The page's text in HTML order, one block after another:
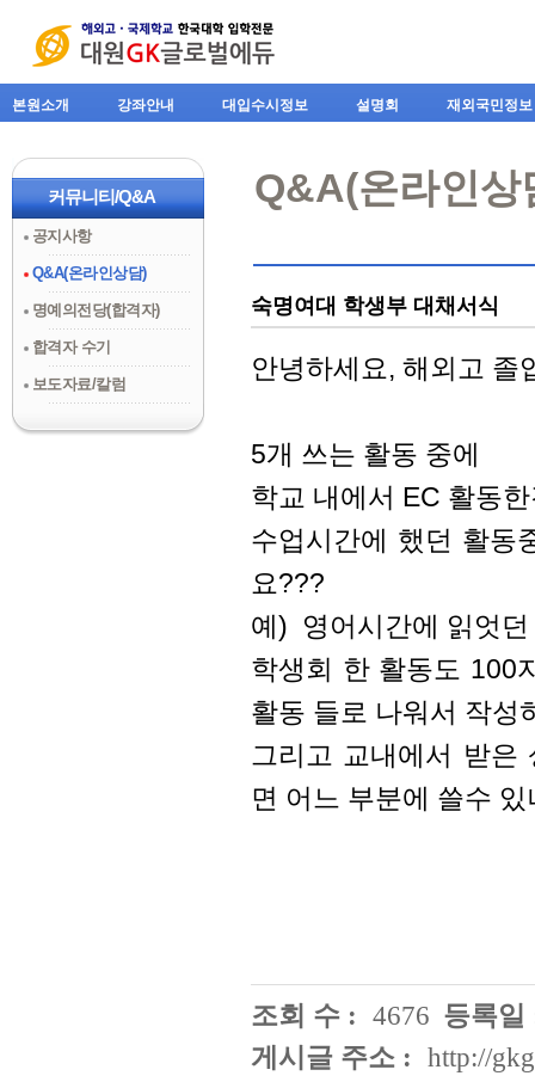
본원소개 강좌안내 대입수시정보 설명회 재외국민정보
커뮤니티/Q&A
공지사항
Q&A(온라인상담)
명예의전당(합격자)
합격자 수기
보도자료/칼럼
Q&A(온라인상
숙명여대 학생부 대채서식
안녕하세요, 해외고 졸
5개 쓰는 활동 중에
학교 내에서 EC 활동
수업시간에 했던 활동
요???
예) 영어시간에 읽엇
학생회 한 활동도 100
활동 들로 나워서 작
그리고 교내에서 받은
면 어느 부분에 쓸수
조회 수 : 4676 등록일
게시글 주소 : http://